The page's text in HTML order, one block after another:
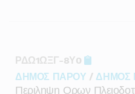
ΡΔΩ1ΩΞΓ-8Υ0
ΔΗΜΟΣ ΠΑΡΟΥ / ΔΗΜΟΣ
Περιληψη Ορων